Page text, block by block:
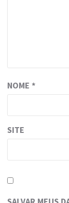
NOME *
SITE